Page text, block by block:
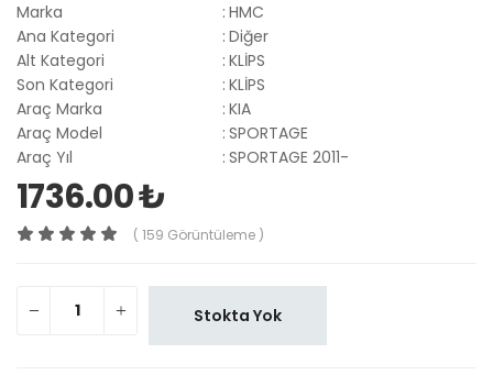
Marka
: HMC
Ana Kategori
: Diğer
Alt Kategori
: KLİPS
Son Kategori
: KLİPS
Araç Marka
: KIA
Araç Model
: SPORTAGE
Araç Yıl
: SPORTAGE 2011-
1736.00 ₺
( 159 Görüntüleme )
Stokta Yok